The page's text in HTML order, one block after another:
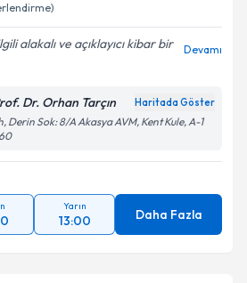
alakalı ve açıklayıcı kibar bir
Devamı
Dr. Orhan Tarçın Haritada Göster
Derin Sok: 8/A Akasya AVM, Kent Kule, A-1
Yarın
13:00 Daha Fazla